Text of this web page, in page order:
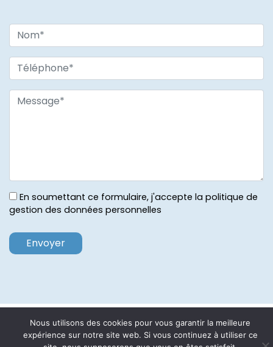
En soumettant ce formulaire, j'accepte la politique de
gestion des données personnelles
ACCUEIL PLAN DU SITE MENTIONS LÉGALES
Nous utilisons des cookies pour vous garantir la meilleure
expérience sur notre site web. Si vous continuez à utiliser ce